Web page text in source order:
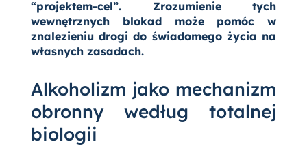
“projektem-cel”. Zrozumienie tych
wewnętrznych blokad może pomóc w
znalezieniu drogi do świadomego życia na
własnych zasadach.
Alkoholizm jako mechanizm
obronny według totalnej
biologii